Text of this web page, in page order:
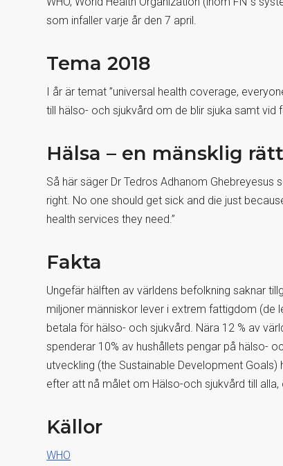
som infaller varje år den 7 april.
Tema 2018
I år är temat ”universal health coverage,
till hälso- och sjukvård om de blir sjuka samt vid
Hälsa – en mänsklig
Så här säger Dr Tedros Adhanom Ghebreyesus
right. No one should get sick and die just
health services they need.”
Fakta
Ungefär hälften av världens befolkning saknar
miljoner människor lever i extrem fattigdom (de
betala för hälso- och sjukvård. Nära 12 % av
spenderar 10% av hushållets pengar på hälso-
utveckling (the Sustainable Development
efter att nå målet om Hälso-och sjukvård till
Källor
WHO